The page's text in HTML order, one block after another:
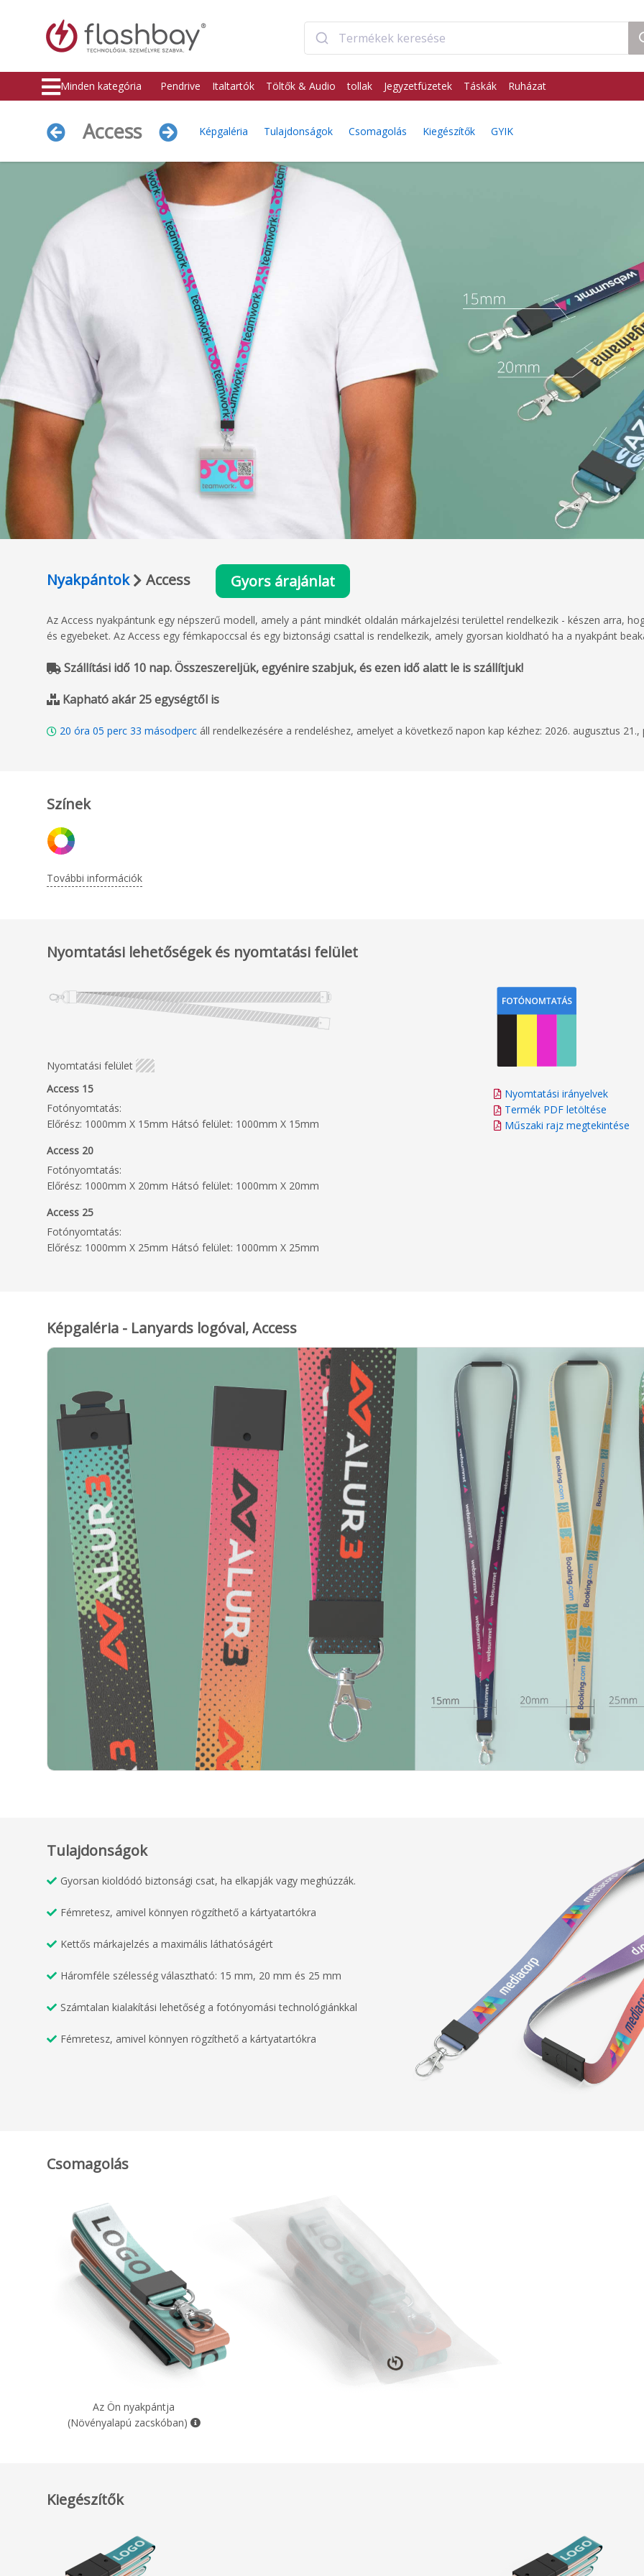
Minden kategória Pendrive Italtartók Töltők & Audio tollak Jegyzetfüzetek Táskák Ruházat
Access Képgaléria Tulajdonságok Csomagolás Kiegészítők GYIK
Nyakpántok Access Gyors árajánlat
Az Access nyakpántunk egy népszerű modell, amely a pánt mindkét oldalán márkajelzési területtel rendelkezik - készen arra,
és egyebeket. Az Access egy fémkapoccsal és egy biztonsági csattal is rendelkezik, amely gyorsan kioldható ha a nyakpánt
Szállítási idő 10 nap. Összeszereljük, egyénire szabjuk, és ezen idő alatt le is szállítjuk!
Kapható akár 25 egységtől is
20 óra 05 perc 32 másodperc áll rendelkezésére a rendeléshez, amelyet a következő napon kap kézhez: 2026. augusztus 21.,
Színek
További információk
Nyomtatási lehetőségek és nyomtatási felület
Nyomtatási felület
Access 15
Fotónyomtatás:
Előrész: 1000mm X 15mm Hátsó felület: 1000mm X 15mm
Access 20
Fotónyomtatás:
Előrész: 1000mm X 20mm Hátsó felület: 1000mm X 20mm
Access 25
Fotónyomtatás:
Előrész: 1000mm X 25mm Hátsó felület: 1000mm X 25mm
Nyomtatási irányelvek
Termék PDF letöltése
Műszaki rajz megtekintése
Képgaléria - Lanyards logóval, Access
Tulajdonságok
Gyorsan kioldódó biztonsági csat, ha elkapják vagy meghúzzák.
Fémretesz, amivel könnyen rögzíthető a kártyatartókra
Kettős márkajelzés a maximális láthatóságért
Háromféle szélesség választható: 15 mm, 20 mm és 25 mm
Számtalan kialakítási lehetőség a fotónyomási technológiánkkal
Fémretesz, amivel könnyen rögzíthető a kártyatartókra
Csomagolás
Az Ön nyakpántja
(Növényalapú zacskóban)
Kiegészítők